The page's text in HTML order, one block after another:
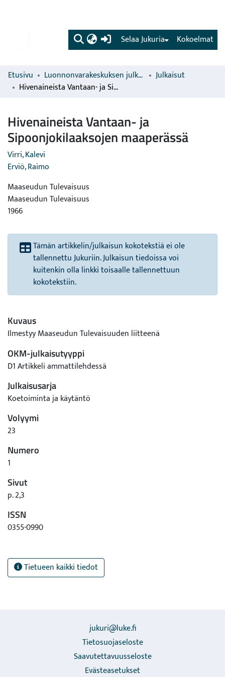
(current) Kokoelmat
Selaa Jukuria
Etusivu Luonnonvarakeskuksen julkaisut
Julkaisut
Hivenaineista Vantaan- ja Sipoonjokilaaksojen maaperässä
Hivenaineista Vantaan- ja
Sipoonjokilaaksojen maaperässä
Virri, Kalevi
Erviö, Raimo
Maaseudun Tulevaisuus
Maaseudun Tulevaisuus
1966
Tämän artikkelin/julkaisun kokotekstiä ei ole
tallennettu Jukuriin. Julkaisun tiedoissa voi
kuitenkin olla linkki toisaalle tallennettuun
kokotekstiin.
Kuvaus
Ilmestyy Maaseudun Tulevaisuuden liitteenä
OKM-julkaisutyyppi
D1 Artikkeli ammattilehdessä
Julkaisusarja
Koetoiminta ja käytäntö
Volyymi
23
Numero
1
Sivut
p. 2,3
ISSN
0355-0990
Tietueen kaikki tiedot
jukuri@luke.fi
Tietosuojaseloste
Saavutettavuusseloste
Evästeasetukset